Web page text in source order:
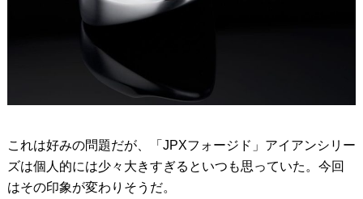
これは好みの問題だが、「JPXフォージド」アイアンシリー
ズは個人的には少々大きすぎるといつも思っていた。今回
はその印象が変わりそうだ。